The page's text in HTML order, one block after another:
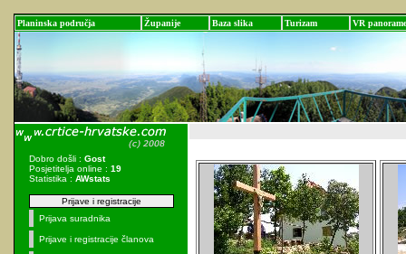
Planinska područja Županije Baza slika Turizam VR panorame
Dobro došli : Gost
Posjetitelja online : 19
Statistika : AWstats
Prijave i registracije
Prijava suradnika
Prijave i registracije članova